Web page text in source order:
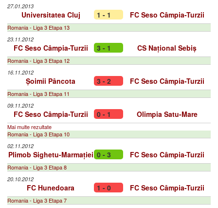
27.01.2013
Universitatea Cluj 1 - 1 FC Seso Câmpia-Turzii
Romania - Liga 3 Etapa 13
23.11.2012
FC Seso Câmpia-Turzii 3 - 1 CS Național Sebiș
Romania - Liga 3 Etapa 12
16.11.2012
Șoimii Pâncota 3 - 2 FC Seso Câmpia-Turzii
Romania - Liga 3 Etapa 11
09.11.2012
FC Seso Câmpia-Turzii 0 - 1 Olimpia Satu-Mare
Mai multe rezultate
Romania - Liga 3 Etapa 10
02.11.2012
Plimob Sighetu-Marmației 0 - 3 FC Seso Câmpia-Turzii
Romania - Liga 3 Etapa 8
20.10.2012
FC Hunedoara 1 - 0 FC Seso Câmpia-Turzii
Romania - Liga 3 Etapa 7